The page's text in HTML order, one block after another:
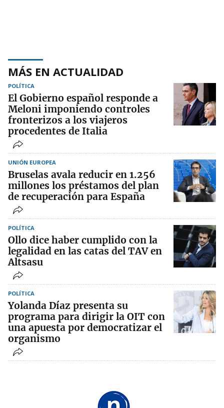
MÁS EN ACTUALIDAD
POLÍTICA
El Gobierno español responde a
Meloni imponiendo controles
fronterizos a los viajeros
procedentes de Italia
UNIÓN EUROPEA
Bruselas avala reducir en 1.256
millones los préstamos del plan
de recuperación para España
POLÍTICA
Ollo dice haber cumplido con la
legalidad en las catas del TAV en
Altsasu
POLÍTICA
Yolanda Díaz presenta su
programa para dirigir la OIT con
una apuesta por democratizar el
organismo